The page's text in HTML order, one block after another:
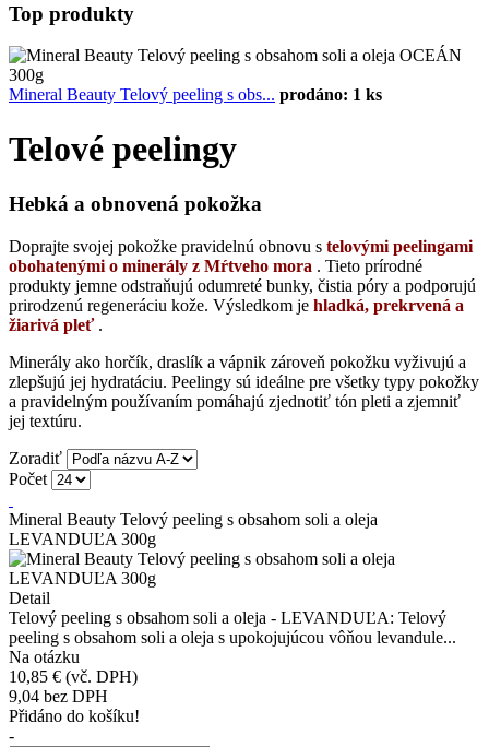
Top produkty
Mineral Beauty Telový peeling s obs... prodáno: 1 ks
Telové peelingy
Hebká a obnovená pokožka
Doprajte svojej pokožke pravidelnú obnovu s telovými peelingami
obohatenými o minerály z Mŕtveho mora . Tieto prírodné
produkty jemne odstraňujú odumreté bunky, čistia póry a podporujú
prirodzenú regeneráciu kože. Výsledkom je hladká, prekrvená a
žiarivá pleť .
Minerály ako horčík, draslík a vápnik zároveň pokožku vyživujú a
zlepšujú jej hydratáciu. Peelingy sú ideálne pre všetky typy pokožky
a pravidelným používaním pomáhajú zjednotiť tón pleti a zjemniť
jej textúru.
Zoradiť
Počet
Mineral Beauty Telový peeling s obsahom soli a oleja
LEVANDUĽA 300g
Detail
Telový peeling s obsahom soli a oleja - LEVANDUĽA: Telový
peeling s obsahom soli a oleja s upokojujúcou vôňou levandule...
Na otázku
10,85 € (vč. DPH)
9,04 bez DPH
Přidáno do košíku!
-